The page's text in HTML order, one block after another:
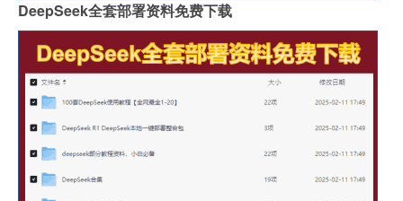
DeepSeek全套部署资料免费下载